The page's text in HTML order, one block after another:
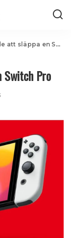
en Switch Pro
Switch Pro